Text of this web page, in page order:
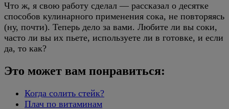
Что ж, я свою работу сделал — рассказал о десятке
способов кулинарного применения сока, не повторяясь
(ну, почти). Теперь дело за вами. Любите ли вы соки,
часто ли вы их пьете, используете ли в готовке, и если
да, то как?
Это может вам понравиться:
Когда солить стейк?
Плач по витаминам